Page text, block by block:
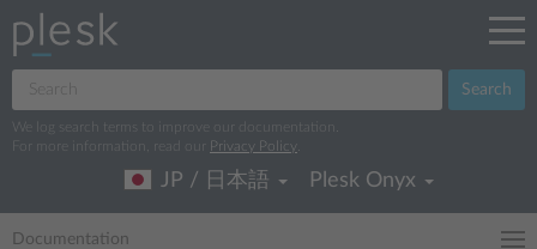
Search
We log search terms to improve our documentation.
For more information, read our
Privacy Policy
JP / 日本語 Plesk Onyx
Documentation